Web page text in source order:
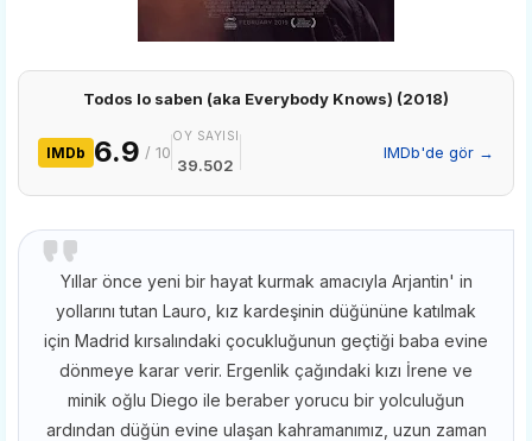
Todos lo saben (aka Everybody Knows) (2018)
IMDb 6.9 / 10
OY SAYISI
39.502
IMDb'de gör →
Yıllar önce yeni bir hayat kurmak amacıyla Arjantin' in
yollarını tutan Lauro, kız kardeşinin düğününe katılmak
için Madrid kırsalındaki çocukluğunun geçtiği baba evine
dönmeye karar verir. Ergenlik çağındaki kızı İrene ve
minik oğlu Diego ile beraber yorucu bir yolculuğun
ardından düğün evine ulaşan kahramanımız, uzun zaman